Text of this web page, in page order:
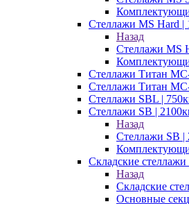
Стеллажи MS Hard |
Назад
Стеллажи MS
Стеллажи Титан
Стеллажи Титан
Стеллажи SBL |
Стеллажи SB |
Назад
Стеллажи SB |
Складские
Назад
Складские
Основные